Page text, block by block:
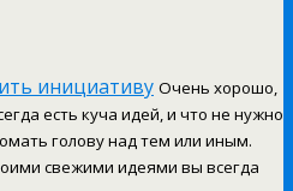
инициативу Очень хорошо,
есть куча идей, и что не нужно
голову над тем или иным.
свежими идеями вы всегда